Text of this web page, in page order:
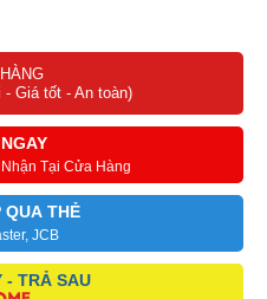
Giá tốt - An toàn)
Tại Cửa Hàng
QUA THẺ
JCB
- TRẢ SAU